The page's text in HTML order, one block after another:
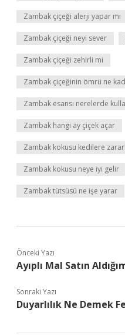
Zambak çiçeği alerji yapar mı
Zambak çiçeği neyi sever
Zambak çiçeği zehirli mi
Zambak çiçeğinin ömrü ne
Zambak esansı nerelerde
Zambak hangi ay çiçek açar
Zambak kokusu kedilere
Zambak kokusu neye iyi gelir
Zambak tütsüsü ne işe yarar
Önceki Yazı
Ayıplı Mal Satın
Sonraki Yazı
Duyarlılık Ne Demek